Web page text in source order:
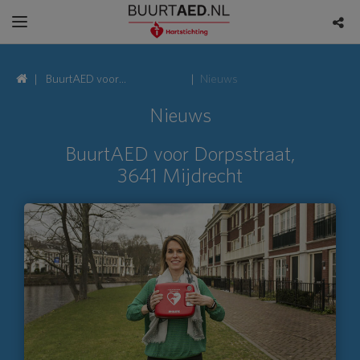
BuurtAED voor
Nieuws
Nieuws
BuurtAED voor Dorpsstraat,
3641 Mijdrecht